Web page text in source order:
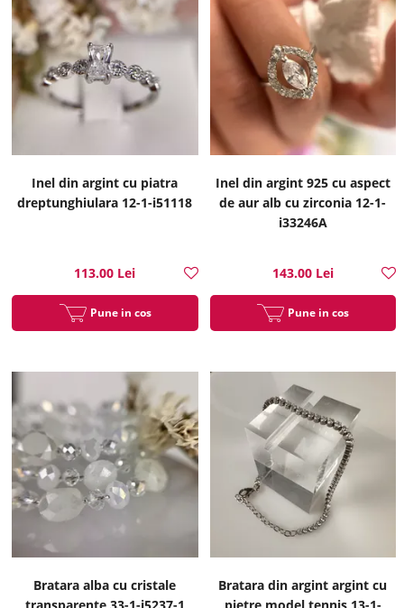
Inel din argint cu piatra
dreptunghiulara 12-1-i51118
113.00 Lei
Pune in cos
Inel din argint 925 cu aspect
de aur alb cu zirconia 12-1-
i33246A
143.00 Lei
Pune in cos
Bratara alba cu cristale
Bratara din argint argint cu